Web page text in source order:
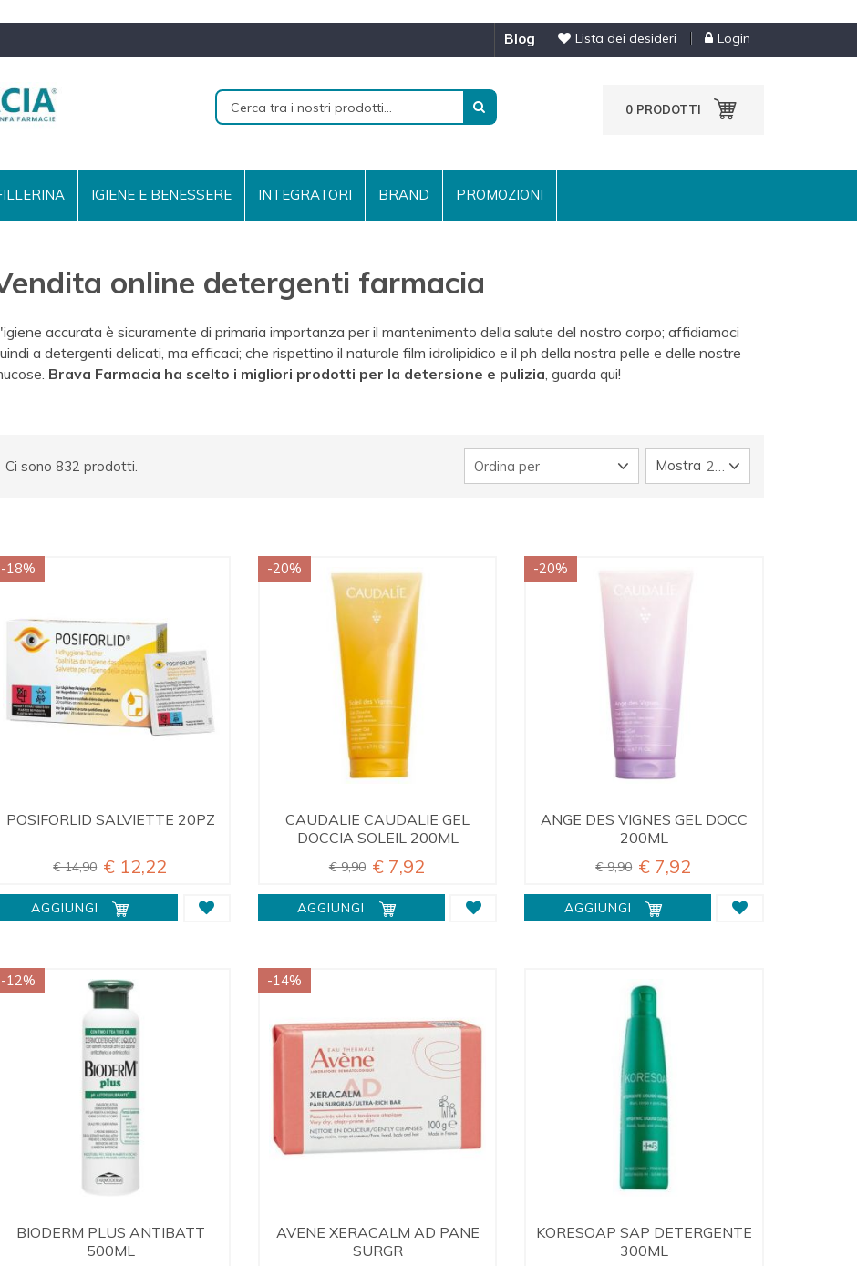
Lista dei desideri Login
blog
0 PRODOTTI
IGIENE E BENESSERE INTEGRATORI BRAND PROMOZIONI
online detergenti farmacia
accurata è sicuramente di primaria importanza per il mantenimento della salute del nostro corpo; affidiamoci
a detergenti delicati , ma efficaci; che rispettino il naturale film idrolipidico e il ph della nostra pelle e delle nostre
Brava Farmacia ha scelto i migliori prodotti per la detersione e pulizia , guarda qui!
Mostra 24
Ci sono 832 prodotti. Ordina per
POSIFORLID SALVIETTE 20PZ
€ 14,90 € 12,22
-18%
AGGIUNGI
CAUDALIE CAUDALIE GEL
DOCCIA SOLEIL 200ML
€ 9,90 € 7,92
-20%
AGGIUNGI
ANGE DES VIGNES GEL DOCC
200ML
€ 9,90 € 7,92
-20%
AGGIUNGI
BIODERM PLUS ANTIBATT
500ML
-12%
AVENE XERACALM AD PANE
SURGR
-14%
KORESOAP SAP DETERGENTE
300ML